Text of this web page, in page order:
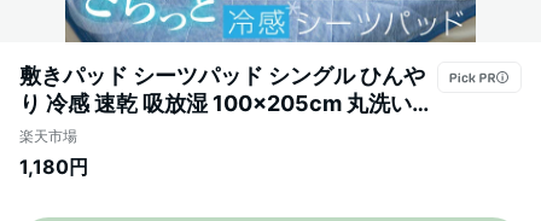
敷きパッド シーツパッド シングル ひんや
り 冷感 速乾 吸放湿 100×205cm 丸洗い
OK 抗菌 防臭 綿無し 軽量 敷きパット 乾き
が早い O22S010
楽天市場
1,180円